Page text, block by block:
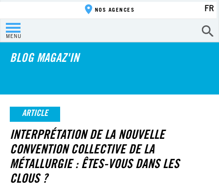
MENU
NOS AGENCES FR
BLOG MAGAZ'IN
ARTICLE
INTERPRÉTATION DE LA NOUVELLE
CONVENTION COLLECTIVE DE LA
MÉTALLURGIE : ÊTES-VOUS DANS LES
CLOUS ?